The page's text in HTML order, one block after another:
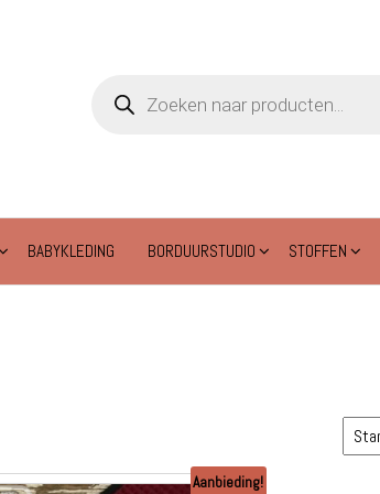
zoeken
BABYKLEDING BORDUURSTUDIO STOFFEN
Aanbieding!